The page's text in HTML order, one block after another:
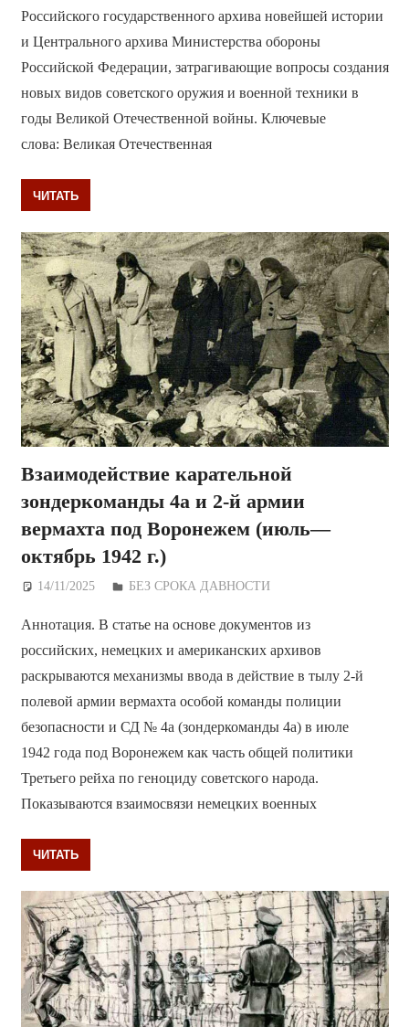
Российского государственного архива новейшей истории
и Центрального архива Министерства обороны
Российской Федерации, затрагивающие вопросы создания
новых видов советского оружия и военной техники в
годы Великой Отечественной войны. Ключевые
слова: Великая Отечественная
ЧИТАТЬ
Взаимодействие карательной
зондеркоманды 4а и 2-й армии
вермахта под Воронежем (июль—
октябрь 1942 г.)
14/11/2025 Дежурный по Редакции
БЕЗ СРОКА ДАВНОСТИ
Аннотация. В статье на основе документов из
российских, немецких и американских архивов
раскрываются механизмы ввода в действие в тылу 2-й
полевой армии вермахта особой команды полиции
безопасности и СД № 4а (зондеркоманды 4а) в июле
1942 года под Воронежем как часть общей политики
Третьего рейха по геноциду советского народа.
Показываются взаимосвязи немецких военных
ЧИТАТЬ